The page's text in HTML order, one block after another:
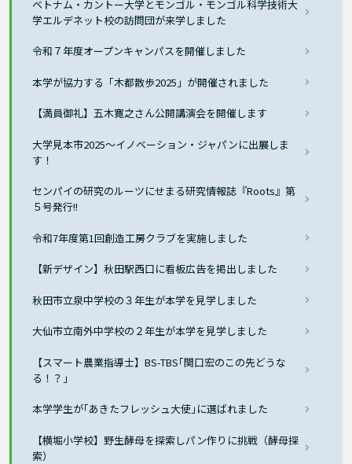
ベトナム・カントー大学とモンゴル・モンゴル科学技術大
学エルデネット校の訪問団が来学しました
令和７年度オープンキャンパスを開催しました
本学が協力する「木都散歩2025」が開催されました
【満員御礼】五木寛之さん公開講演会を開催します
大学見本市2025〜イノベーション・ジャパンに出展しま
す！
センパイの研究のルーツにせまる研究情報誌『Roots』第
５号発行!!
令和7年度第1回創造工房クラブを実施しました
【新デザイン】秋田駅西口に看板広告を掲出しました
秋田市立泉中学校の３年生が本学を見学しました
大仙市立南外中学校の２年生が本学を見学しました
【スマート農業指導士】BS-TBS｢関口宏のこの先どうな
る！？」
本学学生が｢あきたフレッシュ大使｣に選ばれました
【横堀小学校】野生酵母を探索しパン作りに挑戦（酵母探
索）